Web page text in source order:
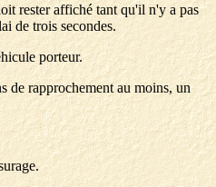
rester affiché tant qu'il n'y a pas
de trois secondes.
porteur.
de rapprochement au moins, un